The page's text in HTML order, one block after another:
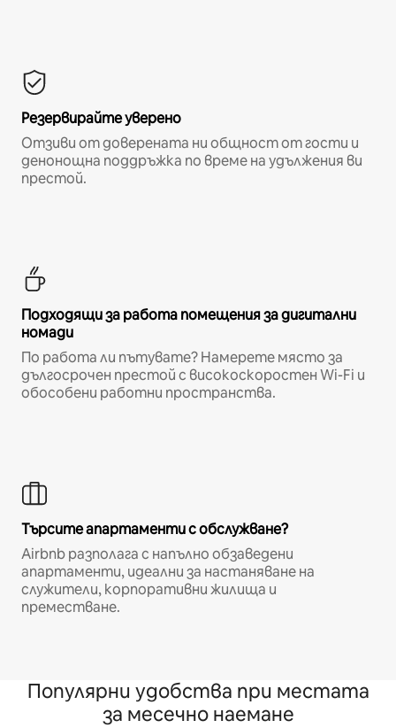
Резервирайте уверено
Отзиви от доверената ни общност от гости и
денонощна поддръжка по време на удължения ви
престой.
Подходящи за работа помещения за дигитални
номади
По работа ли пътувате? Намерете място за
дългосрочен престой с високоскоростен Wi-Fi и
обособени работни пространства.
Търсите апартаменти с обслужване?
Airbnb разполага с напълно обзаведени
апартаменти, идеални за настаняване на
служители, корпоративни жилища и
преместване.
Популярни удобства при местата
за месечно наемане